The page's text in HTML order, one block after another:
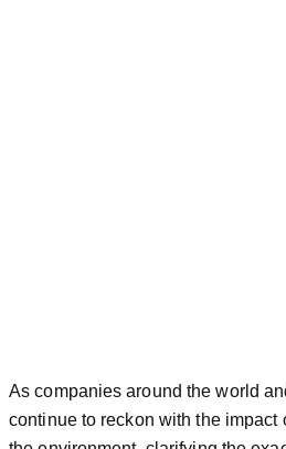
As companies around the world
continue to reckon with the impact